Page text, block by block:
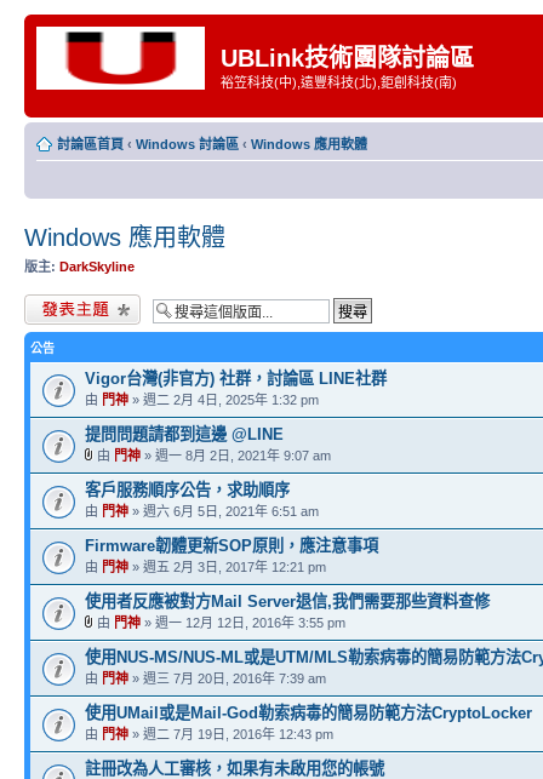
UBLink技術團隊討論區
裕笠科技(中),遠豐科技(北),鉅創科技(南)
討論區首頁 ‹ Windows 討論區 ‹ Windows 應用軟體
Windows 應用軟體
版主: DarkSkyline
發表新主題
公告
Vigor台灣(非官方) 社群，討論區 LINE社群
由 門神 » 週二 2月 4日, 2025年 1:32 pm
提問問題請都到這邊 @LINE
由 門神 » 週一 8月 2日, 2021年 9:07 am
客戶服務順序公告，求助順序
由 門神 » 週六 6月 5日, 2021年 6:51 am
Firmware韌體更新SOP原則，應注意事項
由 門神 » 週五 2月 3日, 2017年 12:21 pm
使用者反應被對方Mail Server退信,我們需要那些資料查修
由 門神 » 週一 12月 12日, 2016年 3:55 pm
使用NUS-MS/NUS-ML或是UTM/MLS勒索病毒的簡易防範方法
由 門神 » 週三 7月 20日, 2016年 7:39 am
使用UMail或是Mail-God勒索病毒的簡易防範方法CryptoLocker
由 門神 » 週二 7月 19日, 2016年 12:43 pm
註冊改為人工審核，如果有未啟用您的帳號